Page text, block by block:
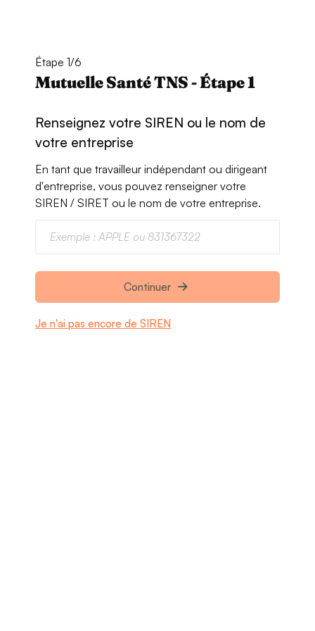
Étape 1/6
Mutuelle Santé TNS - Étape 1
Renseignez votre SIREN ou le nom de
votre entreprise
En tant que travailleur indépendant ou dirigeant
d'entreprise, vous pouvez renseigner votre
SIREN / SIRET ou le nom de votre entreprise.
Continuer
Je n'ai pas encore de SIREN